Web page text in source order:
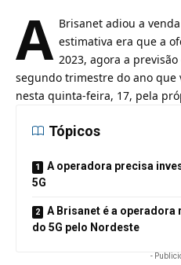
A Brisanet adiou a
estimativa era que a
2023, agora a
segundo trimestre do ano que
nesta quinta-feira, 17, pela
Tópicos
A operadora precisa
5G
A Brisanet é a operadora
do 5G pelo Nordeste
-